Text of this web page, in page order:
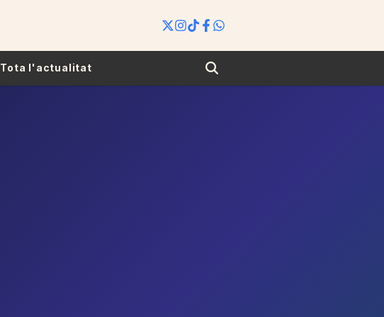
Tota l'actualitat Search